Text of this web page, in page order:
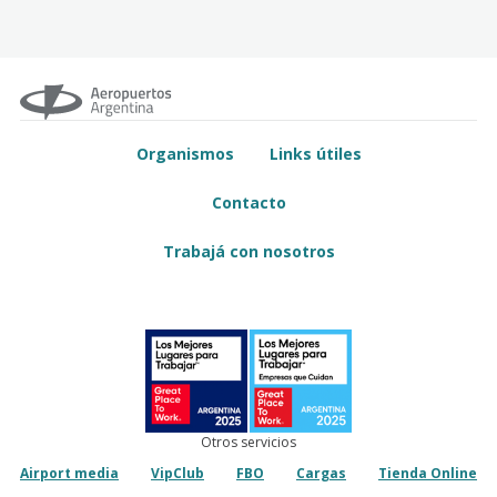
Organismos Links útiles
Contacto
Trabajá con nosotros
Otros servicios
Airport media
VipClub FBO Cargas Tienda Online